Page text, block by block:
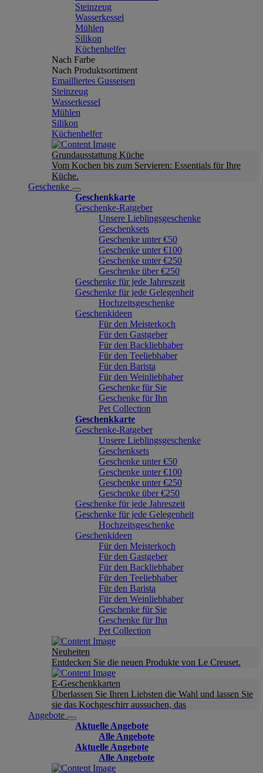
Steinzeug
Wasserkessel
Mühlen
Silikon
Küchenhelfer
Nach Farbe
Nach Produktsortiment
Emailliertes Gusseisen
Steinzeug
Wasserkessel
Mühlen
Silikon
Küchenhelfer
Grundausstattung Küche
Vom Kochen bis zum Servieren: Essentials für Ihre
Küche.
Geschenke
Geschenkkarte
Geschenke-Ratgeber
Unsere Lieblingsgeschenke
Geschenksets
Geschenke unter €50
Geschenke unter €100
Geschenke unter €250
Geschenke über €250
Geschenke für jede Jahreszeit
Geschenke für jede Gelegenheit
Hochzeitsgeschenke
Geschenkideen
Für den Meisterkoch
Für den Gastgeber
Für den Backliebhaber
Für den Teeliebhaber
Für den Barista
Für den Weinliebhaber
Geschenke für Sie
Geschenke für Ihn
Pet Collection
Geschenkkarte
Geschenke-Ratgeber
Unsere Lieblingsgeschenke
Geschenksets
Geschenke unter €50
Geschenke unter €100
Geschenke unter €250
Geschenke über €250
Geschenke für jede Jahreszeit
Geschenke für jede Gelegenheit
Hochzeitsgeschenke
Geschenkideen
Für den Meisterkoch
Für den Gastgeber
Für den Backliebhaber
Für den Teeliebhaber
Für den Barista
Für den Weinliebhaber
Geschenke für Sie
Geschenke für Ihn
Pet Collection
Neuheiten
Entdecken Sie die neuen Produkte von Le Creuset.
E-Geschenkkarten
Überlassen Sie Ihren Liebsten die Wahl und lassen Sie
sie das Kochgeschirr aussuchen, das
Angebote
Aktuelle Angebote
Alle Angebote
Aktuelle Angebote
Alle Angebote